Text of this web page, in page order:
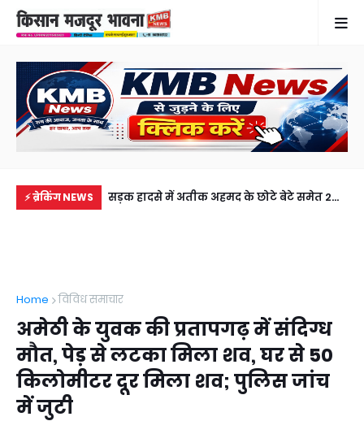
⚡ ब्रेकिंग NEWS
में से नहीं पहुंची एक
सड़क हादसे में अतीक अहमद के छोटे बेटे समेत 2
Home विविध समाचार
अमेठी के युवक की प्रतापगढ़ में संदिग्ध
मौत, पेड़ से लटका मिला शव, घर से 50
किलोमीटर दूर मिला शव; पुलिस जांच
में जुटी